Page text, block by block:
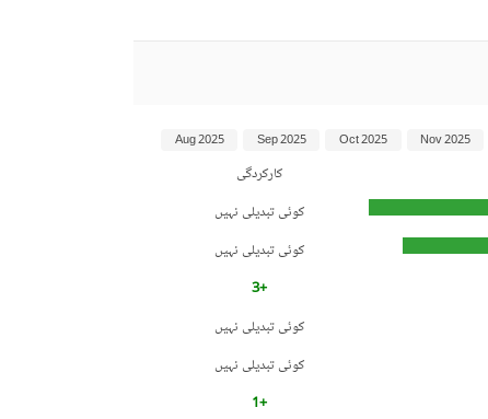
کارکردگی
کوئی تبدیلی نہیں
کوئی تبدیلی نہیں
+3
کوئی تبدیلی نہیں
کوئی تبدیلی نہیں
+1
Nov 2025
Oct 2025
Sep 2025
Aug 2025